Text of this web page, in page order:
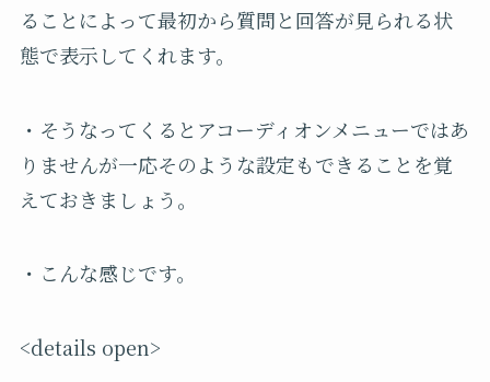
ることによって最初から質問と回答が見られる状
態で表示してくれます。
・そうなってくるとアコーディオンメニューではあ
りませんが一応そのような設定もできることを覚
えておきましょう。
・こんな感じです。
<details open>